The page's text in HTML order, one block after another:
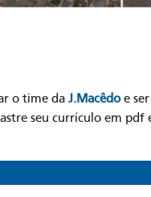
o time da J.Macêdoe
seu currículo em pdf